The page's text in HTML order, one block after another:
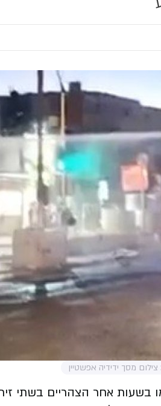
צילום מסך ידידיה אפשטיין
בשעות אחר הצהריים בשתי